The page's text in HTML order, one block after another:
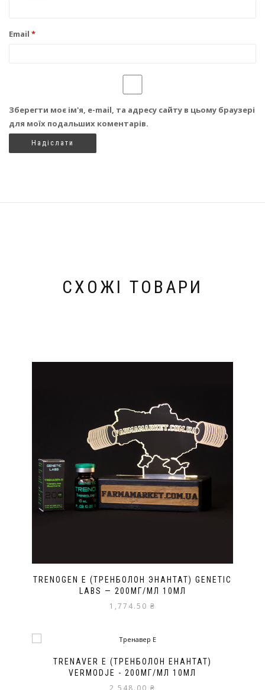
Email *
Зберегти моє ім'я, e-mail, та адресу сайту в цьому браузері
для моїх подальших коментарів.
СХОЖІ ТОВАРИ
TRENOGEN E (ТРЕНБОЛОН ЭНАНТАТ) GENETIC
LABS — 200МГ/МЛ 10МЛ
1,774.50 ₴
TRENAVER E (ТРЕНБОЛОН ЕНАНТАТ)
VERMODJE - 200МГ/МЛ 10МЛ
2,548.00 ₴